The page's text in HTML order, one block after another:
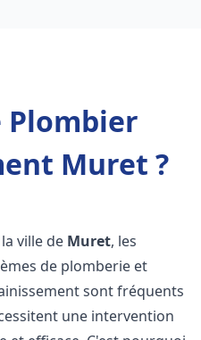
Plombier
Muret ?
ville de Muret, les
de plomberie et
sont fréquents
une intervention